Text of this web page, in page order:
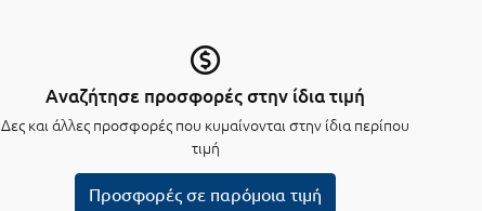
Αναζήτησε προσφορές στην ίδια τιμή
Δες και άλλες προσφορές που κυμαίνονται στην ίδια περίπου
τιμή
Προσφορές σε παρόμοια τιμή